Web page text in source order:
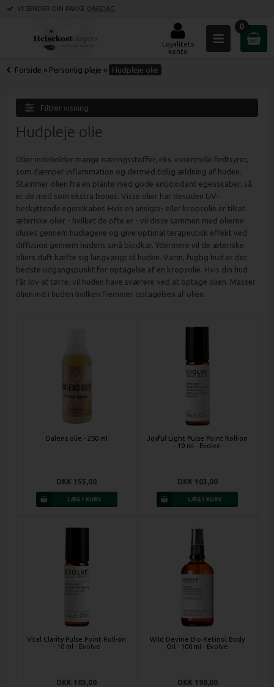
VI SENDER DIN PAKKE ONSDAG
0
Loyalitets
konto
Forside » Personlig pleje » Hudpleje olie
Filtrer visning
Hudpleje olie
Olier indeholder mange næringsstoffer, eks. essentielle fedtsyrer,
som dæmper inflammation og dermed tidlig ældning af huden.
Stammer olien fra en plante med gode antioxidant-egenskaber, så
er de med som ekstra bonus. Visse olier har desuden UV-
beskyttende egenskaber. Hvis en ansigts- eller kropsolie er tilsat
æteriske olier - hvilket de ofte er - vil disse sammen med olierne
sluses gennem hudlagene og give optimal terapeutisk effekt ved
diffusion gennem hudens små blodkar. Ydermere vil de æteriske
oliers duft hæfte sig langvarigt til huden. Varm, fugtig hud er det
bedste udgangspunkt for optagelse af en kropsolie. Hvis din hud
får lov at tørre, vil huden have sværere ved at optage olien. Masser
olien ind i huden hvilken fremmer optagelsen af olien.
Dalens olie - 250 ml
DKK 155,00
Joyful Light Pulse Point Roll-on
- 10 ml - Evolve
DKK 103,00
Vital Clarity Pulse Point Roll-on
- 10 ml - Evolve
DKK 103,00
Wild Devine Bio Retinol Body
Oil - 100 ml - Evolve
DKK 190,00